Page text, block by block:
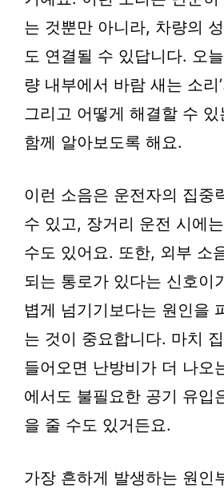
는 것뿐만 아니라, 차량의
도 연결될 수 있답니다. 오
량 내부에서 바람 새는 소리
그리고 어떻게 해결할 수 있
함께 알아보도록 해요.
이런 소음은 운전자의 집중
수 있고, 장거리 운전 시에
수도 있어요. 또한, 외부 소
되는 통로가 있다는 신호이
볍게 넘기기보다는 원인을
는 것이 중요합니다. 마치
들어오면 난방비가 더 나오
에서도 불필요한 공기 유입
을 줄 수도 있거든요.
가장 흔하게 발생하는 원인